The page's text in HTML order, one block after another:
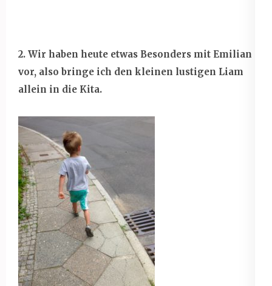
2. Wir haben heute etwas Besonders mit Emilian
vor, also bringe ich den kleinen lustigen Liam
allein in die Kita.